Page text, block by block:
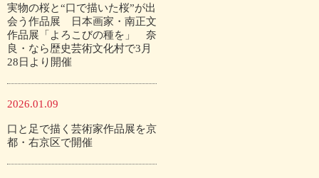
実物の桜と“口で描いた桜”が出
会う作品展 日本画家・南正文
作品展「よろこびの種を」 奈
良・なら歴史芸術文化村で3月
28日より開催
2026.01.09
口と足で描く芸術家作品展を京
都・右京区で開催